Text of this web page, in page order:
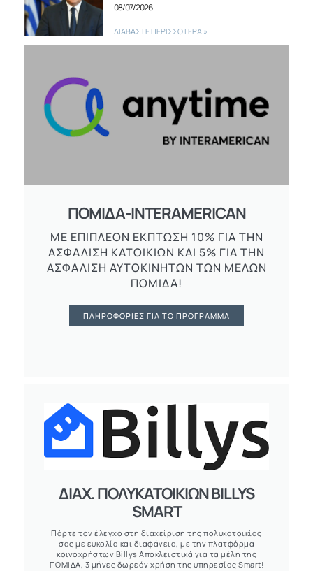
08/07/2026
ΔΙΑΒΑΣΤΕ ΠΕΡΙΣΣΟΤΕΡΑ »
ΠΟΜΙΔΑ-INTERAMERICAN
ΜΕ ΕΠΙΠΛΈΟΝ ΈΚΠΤΩΣΗ 10% ΓΙΑ ΤΗΝ
ΑΣΦΆΛΙΣΗ ΚΑΤΟΙΚΙΏΝ ΚΑΙ 5% ΓΙΑ ΤΗΝ
ΑΣΦΆΛΙΣΗ ΑΥΤΟΚΙΝΉΤΩΝ ΤΩΝ ΜΕΛΏΝ
ΠΟΜΙΔΑ!
ΠΛΗΡΟΦΟΡΊΕΣ ΓΙΑ ΤΟ ΠΡΌΓΡΑΜΜΑ
ΔΙΑΧ. ΠΟΛΥΚΑΤΟΙΚΙΩΝ BILLYS
SMART
Πάρτε τον έλεγχο στη διαχείριση της πολυκατοικίας
σας με ευκολία και διαφάνεια, με την πλατφόρμα
κοινοχρήστων Billys Αποκλειστικά για τα μέλη της
ΠΟΜΙΔΑ, 3 μήνες δωρεάν χρήση της υπηρεσίας Smart!